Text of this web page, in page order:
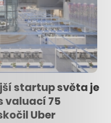
startup světa je
valuací 75
Uber